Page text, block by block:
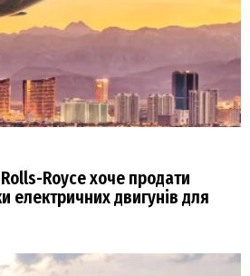
Royce хоче продати
електричних двигунів для